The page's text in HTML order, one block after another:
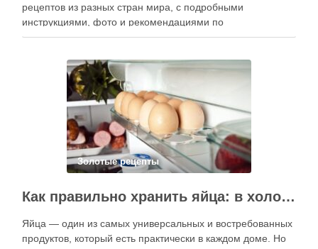
рецептов из разных стран мира, с подробными
инструкциями, фото и рекомендациями по
приготовлению. В отличие от печатных изданий,
контент, расширять коллекции блюд и добавлять новые
функции. Ниже …
Золотые рецепты
Как правильно хранить яйца: в холодильнике или на полке?
Яйца — один из самых универсальных и востребованных
продуктов, который есть практически в каждом доме. Но